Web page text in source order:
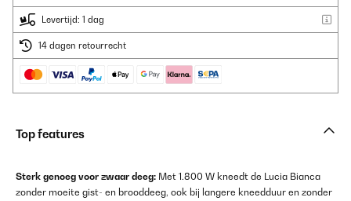
Levertijd: 1 dag
14 dagen retourrecht
Top features
Sterk genoeg voor zwaar deeg: Met 1.800 W kneedt de Lucia Bianca
zonder moeite gist- en brooddeeg, ook bij langere kneedduur en zonder